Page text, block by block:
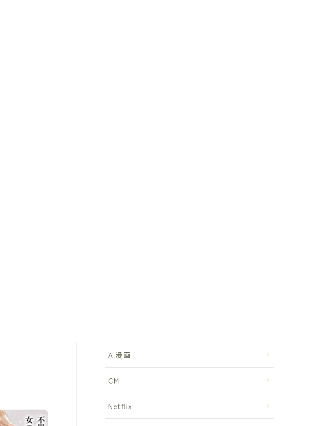
AI漫画
CM
Netflix